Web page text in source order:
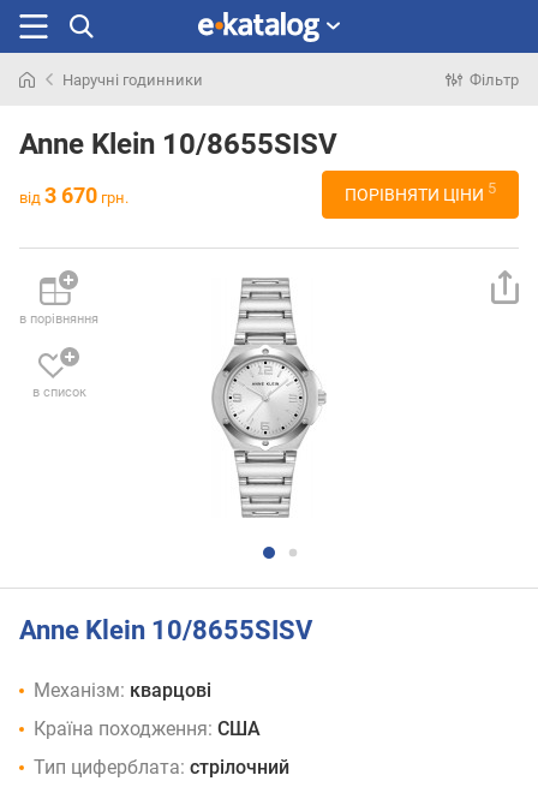
раніше
Наручні годинники Фільтр
Anne Klein 10/8655SISV
від 3 670 грн. ПОРІВНЯТИ ЦІНИ 5
в порівняння
в список
Anne Klein 10/8655SISV
Механізм: кварцові
Країна походження: США
Тип циферблата: стрілочний